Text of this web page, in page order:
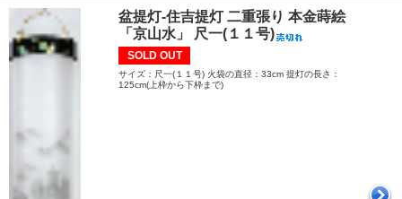
盆提灯-住吉提灯 二重張り 本金蒔絵
「京山水」 尺一(１１号)
SOLD OUT
サイズ：尺一(１１号) 火袋の直径：33cm 提灯の長さ：
125cm(上枠から下枠まで)